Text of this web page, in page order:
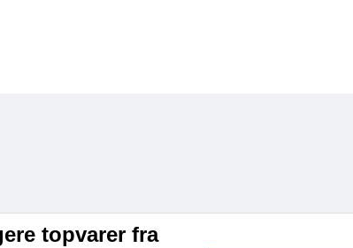
topvarer fra